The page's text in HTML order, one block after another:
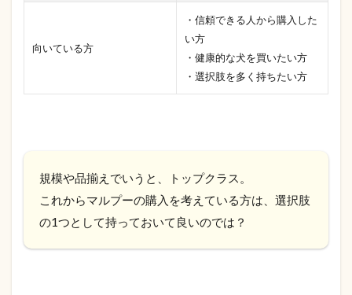
向いている方
・信頼できる人から購入した
い方
・健康的な犬を買いたい方
・選択肢を多く持ちたい方
規模や品揃えでいうと、トップクラス。
これからマルプーの購入を考えている方は、選択肢
の1つとして持っておいて良いのでは？